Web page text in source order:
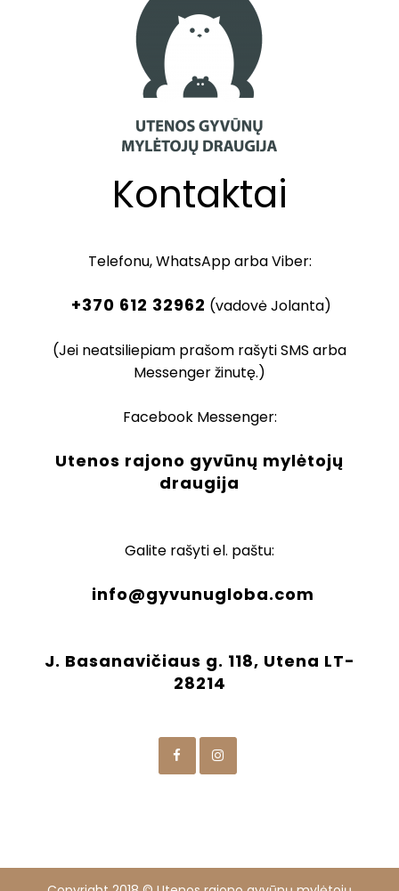
Kontaktai
Telefonu, WhatsApp arba Viber:
+370 612 32962 (vadovė Jolanta)
(Jei neatsiliepiam prašom rašyti SMS arba
Messenger žinutę.)
Facebook Messenger:
Utenos rajono gyvūnų mylėtojų
draugija
Galite rašyti el. paštu:
info@gyvunugloba.com
J. Basanavičiaus g. 118, Utena LT-
28214